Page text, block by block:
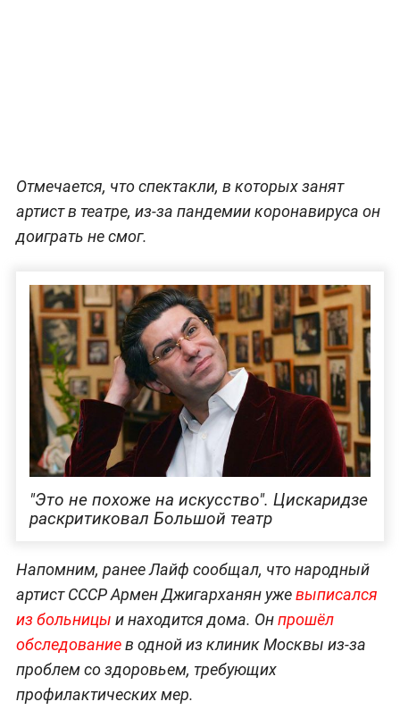
Отмечается, что спектакли, в которых занят
артист в театре, из-за пандемии коронавируса он
доиграть не смог.
"Это не похоже на искусство". Цискаридзе
раскритиковал Большой театр
Напомним, ранее Лайф сообщал, что народный
артист СССР Армен Джигарханян ужевыписался
из больницы и находится дома. Онпрошёл
обследованиев одной из клиник Москвы из-за
проблем со здоровьем, требующих
профилактических мер.